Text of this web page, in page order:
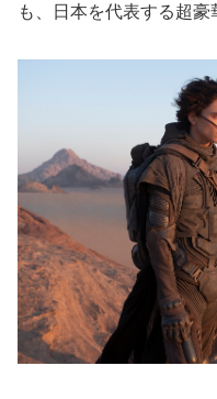
も、日本を代表する超豪